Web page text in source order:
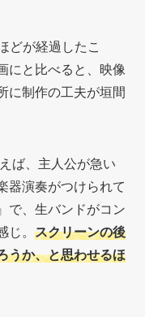
どが経過したこ
にと比べると、映像
に制作の工夫が垣間
ば、主人公が急い
器演奏がつけられて
で、生バンドがコン
。 スクリーンの後
うか、と思わせるほ